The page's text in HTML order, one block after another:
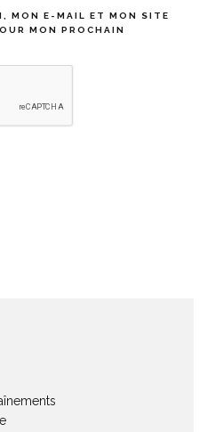
MON E-MAIL ET MON SITE
MON PROCHAIN